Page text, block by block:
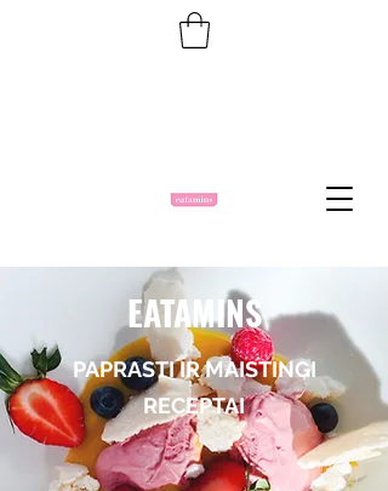
EATAMINS
PAPRASTI IR MAISTINGI
RECEPTAI